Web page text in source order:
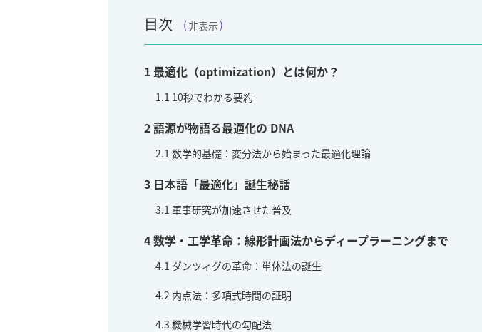
目次 非表示
1最適化（optimization）とは何か？
1.1 10秒でわかる要約
2語源が物語る最適化の DNA
2.1 数学的基礎：変分法から始まった最適化理論
3 日本語「最適化」誕生秘話
3.1 軍事研究が加速させた普及
4数学・工学革命：線形計画法からディープラーニングまで
4.1 ダンツィグの革命：単体法の誕生
4.2 内点法：多項式時間の証明
4.3 機械学習時代の勾配法